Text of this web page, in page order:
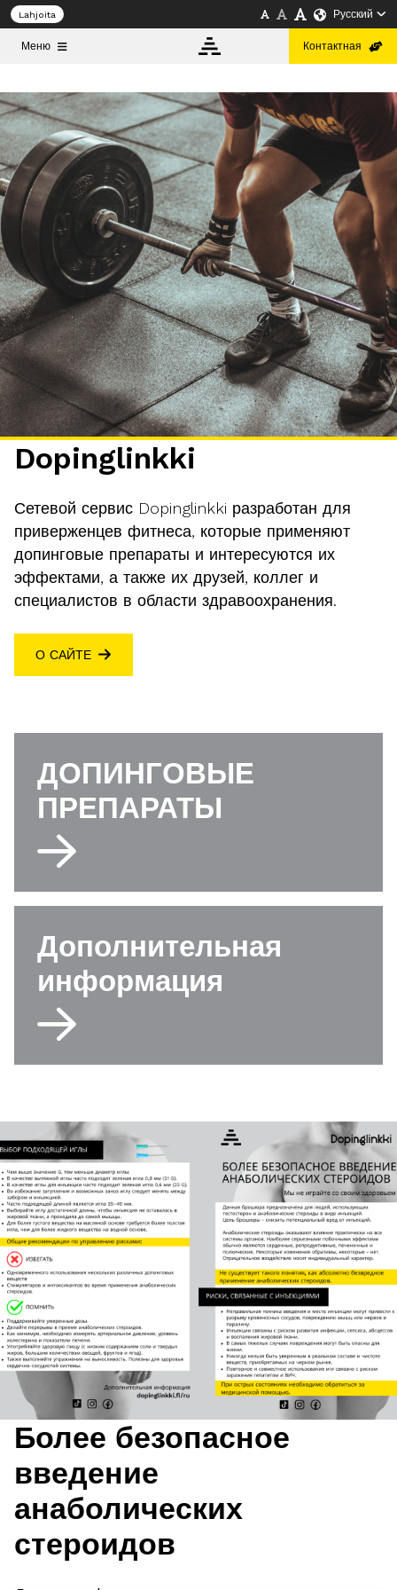
Lahjoita Русский
Меню
ИНФОБАНК
О
САЙТЕ
Контактная
Dopinglinkki
Сетевой сервис Dopinglinkki разработан для
приверженцев фитнеса, которые применяют
допинговые препараты и интересуются их
эффектами, а также их друзей, коллег и
специалистов в области здравоохранения.
О САЙТЕ
ДОПИНГОВЫЕ
ПРЕПАРАТЫ
Дополнительная
информация
Более безопасное
введение
анаболических
стероидов